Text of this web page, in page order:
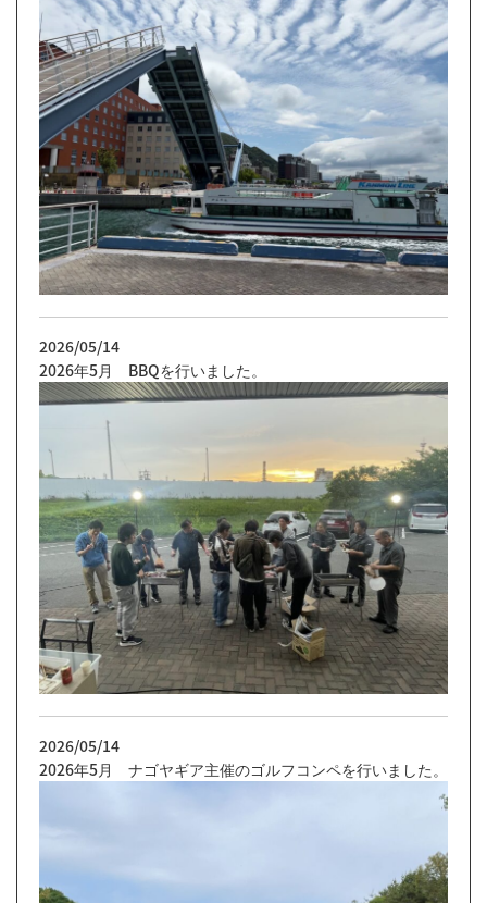
2026/05/14
2026年5月 BBQを行いました。
2026/05/14
2026年5月 ナゴヤギア主催のゴルフコンペを行いました。